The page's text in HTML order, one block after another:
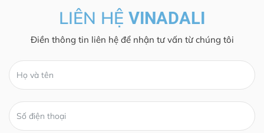
LIÊN HỆ VINADALI
Điền thông tin liên hệ để nhận tư vấn từ chúng tôi